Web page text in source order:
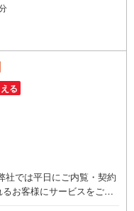
る
社では平日にご内覧・契約
お客様にサービスをご用